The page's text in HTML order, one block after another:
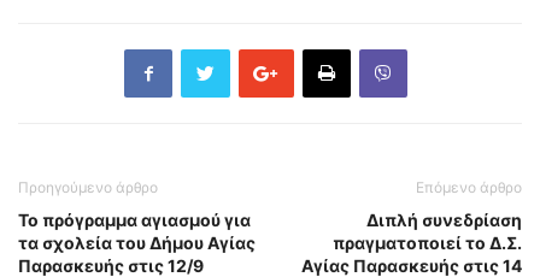
Προηγούμενο άρθρο
Το πρόγραμμα αγιασμού για
τα σχολεία του Δήμου Αγίας
Παρασκευής στις 12/9
Επόμενο άρθρο
Διπλή συνεδρίαση
πραγματοποιεί το Δ.Σ.
Αγίας Παρασκευής στις 14